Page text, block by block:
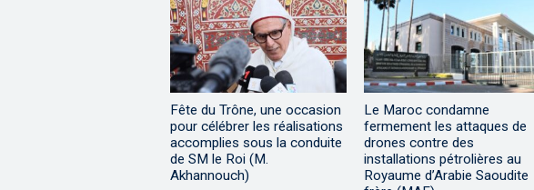
Fête du Trône, une occasion
pour célébrer les réalisations
accomplies sous la conduite
de SM le Roi (M.
Akhannouch)
Le Maroc condamne
fermement les attaques de
drones contre des
installations pétrolières au
Royaume d’Arabie Saoudite